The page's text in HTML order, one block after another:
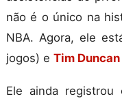
não é o único na
NBA. Agora, ele
jogos) e Tim Duncan
Ele ainda